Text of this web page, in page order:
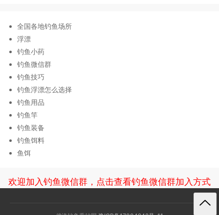
全国各地钓鱼场所
浮漂
钓鱼小药
钓鱼微信群
钓鱼技巧
钓鱼浮漂怎么选择
钓鱼用品
钓鱼竿
钓鱼装备
钓鱼饵料
鱼饵
欢迎加入钓鱼微信群，点击查看钓鱼微信群加入方式